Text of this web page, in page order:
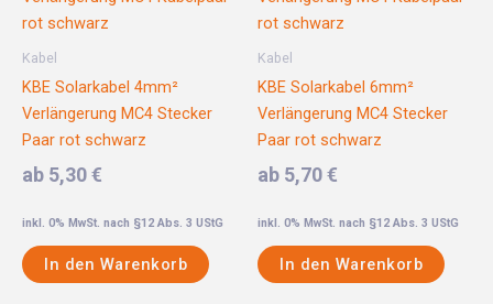
Kabel
KBE Solarkabel 4mm²
Verlängerung MC4 Stecker
Paar rot schwarz
ab 5,30 €
inkl. 0% MwSt. nach §12 Abs. 3 UStG
In den Warenkorb
Kabel
KBE Solarkabel 6mm²
Verlängerung MC4 Stecker
Paar rot schwarz
ab 5,70 €
inkl. 0% MwSt. nach §12 Abs. 3 UStG
In den Warenkorb